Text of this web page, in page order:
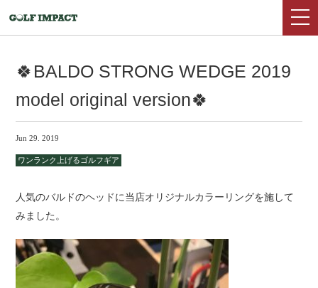
🍀BALDO STRONG WEDGE 2019
model original version🍀
Jun 29. 2019
ワンランク上げるゴルフギア
人気のバルドのヘッドに当店オリジナルカラーリングを施して
みました。